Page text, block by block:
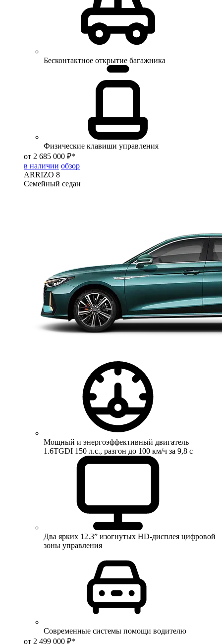
Бесконтактное открытие багажника
Физические клавиши управления
от 2 685 000 ₽*
в наличии обзор
ARRIZO 8
Семейный седан
Мощный и энергоэффективный двигатель
1.6TGDI 150 л.с., разгон до 100 км/ч за 9,8 с
Два ярких 12.3” изогнутых HD-дисплея цифровой
зоны управления
Современные системы помощи водителю
от 2 499 000 ₽*